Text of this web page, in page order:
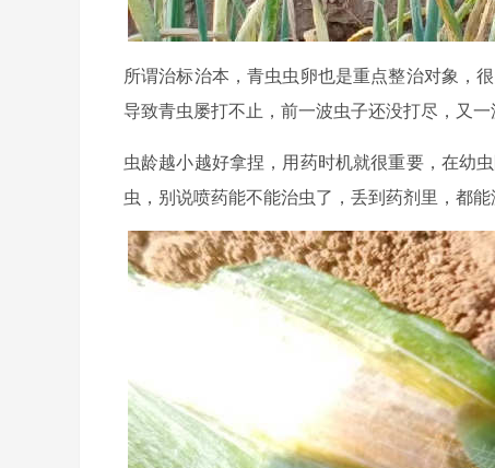
所谓治标治本，青虫虫卵也是重点整治对象，
导致青虫屡打不止，前一波虫子还没打尽，又一
虫龄越小越好拿捏，用药时机就很重要，在幼
虫，别说喷药能不能治虫了，丢到药剂里，都能